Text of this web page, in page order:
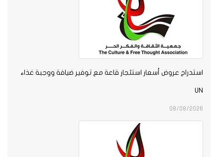
استدراج عروض أسعار استئجار قاعة مع توفير ضيافة ووجبة غذاء
UN
08/08/2026